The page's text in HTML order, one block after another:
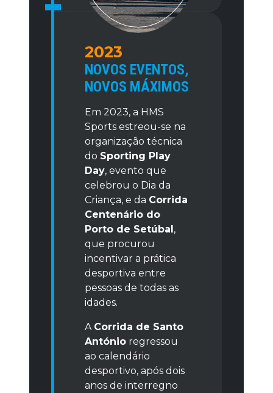
2023
NOVOS EVENTOS,
NOVOS MÁXIMOS
Em 2023, a HMS
Sports estreou-se na
organização técnica
do Sporting Play
Day, evento que
celebrou o Dia da
Criança, e da Corrida
Centenário do
Porto de Setúbal,
que procurou
incentivar a prática
desportiva entre
pessoas de todas as
idades.
A Corrida de Santo
Antónioregressou
ao calendário
desportivo, após dois
anos de interregno